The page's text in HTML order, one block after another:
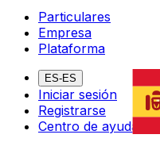
Particulares
Empresa
Plataforma
ES-ES
Iniciar sesión
Registrarse
Centro de ayuda